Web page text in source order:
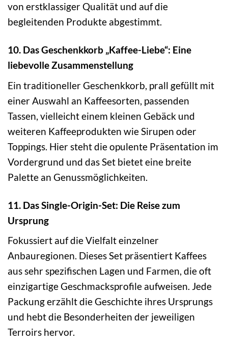
von erstklassiger Qualität und auf die
begleitenden Produkte abgestimmt.
10. Das Geschenkkorb „Kaffee-Liebe“: Eine
liebevolle Zusammenstellung
Ein traditioneller Geschenkkorb, prall gefüllt mit
einer Auswahl an Kaffeesorten, passenden
Tassen, vielleicht einem kleinen Gebäck und
weiteren Kaffeeprodukten wie Sirupen oder
Toppings. Hier steht die opulente Präsentation im
Vordergrund und das Set bietet eine breite
Palette an Genussmöglichkeiten.
11. Das Single-Origin-Set: Die Reise zum
Ursprung
Fokussiert auf die Vielfalt einzelner
Anbauregionen. Dieses Set präsentiert Kaffees
aus sehr spezifischen Lagen und Farmen, die oft
einzigartige Geschmacksprofile aufweisen. Jede
Packung erzählt die Geschichte ihres Ursprungs
und hebt die Besonderheiten der jeweiligen
Terroirs hervor.